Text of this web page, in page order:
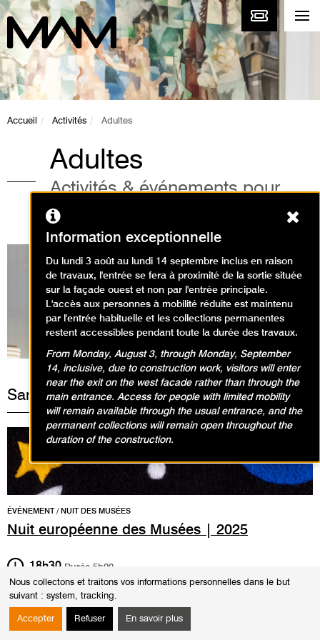
Nous collectons et traitons vos informations personnelles dans le but
suivant : system, tracking.
Accepter Refuser En savoir plus
Accueil Activités Adultes
Adultes
Activités & événements pour
adultes au musée
Expositions en cours
Samedi 17 mai 2025
Nuit européenne des Musées | 2025
ÉVÉNEMENT / NUIT DES MUSÉES
18h30 Durée 5h00
PROGRAMME NUIT DES MUSÉES
18h30-19h30
La Classe, l’œuvre
Information exceptionnelle
Du lundi 3 août au lundi 14 septembre inclus en raison
de travaux, l'entrée se fera à proximité de la sortie située
sur la façade ouest et non par l'entrée principale.
L'accès aux personnes à mobilité réduite est maintenu
par l'entrée habituelle et les collections permanentes
restent accessibles pendant toute la durée des travaux.
From Monday, August 3, through Monday, September
14, inclusive, due to construction work, visitors will enter
near the exit on the west facade rather than through the
main entrance. Access for people with limited mobility
will remain available through the usual entrance, and the
permanent collections will remain open throughout the
duration of the construction.